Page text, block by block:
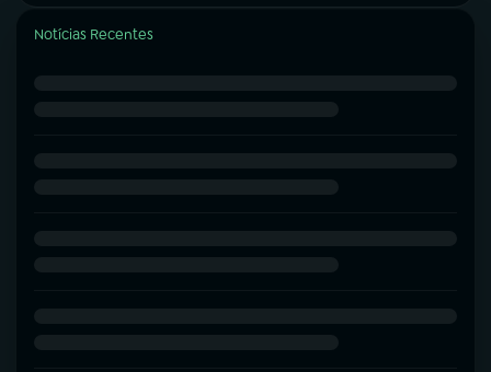
Notícias Recentes